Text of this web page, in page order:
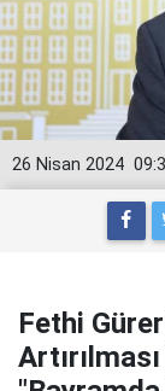
26 Nisan 2024
Fethi